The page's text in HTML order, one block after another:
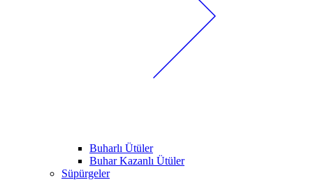
Buharlı Ütüler
Buhar Kazanlı Ütüler
Süpürgeler